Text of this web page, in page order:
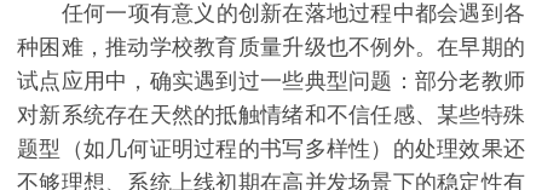
任何一项有意义的创新在落地过程中都会遇到各
种困难，推动学校教育质量升级也不例外。在早期的
试点应用中，确实遇到过一些典型问题：部分老教师
对新系统存在天然的抵触情绪和不信任感、某些特殊
题型（如几何证明过程的书写多样性）的处理效果还
不够理想、系统上线初期在高并发场景下的稳定性有